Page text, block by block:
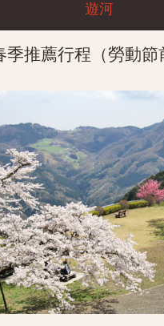
遊河
季推薦行程（勞動節